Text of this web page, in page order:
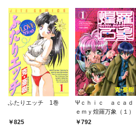
ふたりエッチ 1巻
825
Ψｃｈｉｃ ａｃａｄ
ｅｍｙ煌羅万象（１）
792